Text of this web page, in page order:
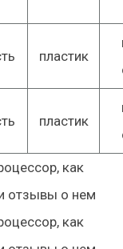
пластик
пластик